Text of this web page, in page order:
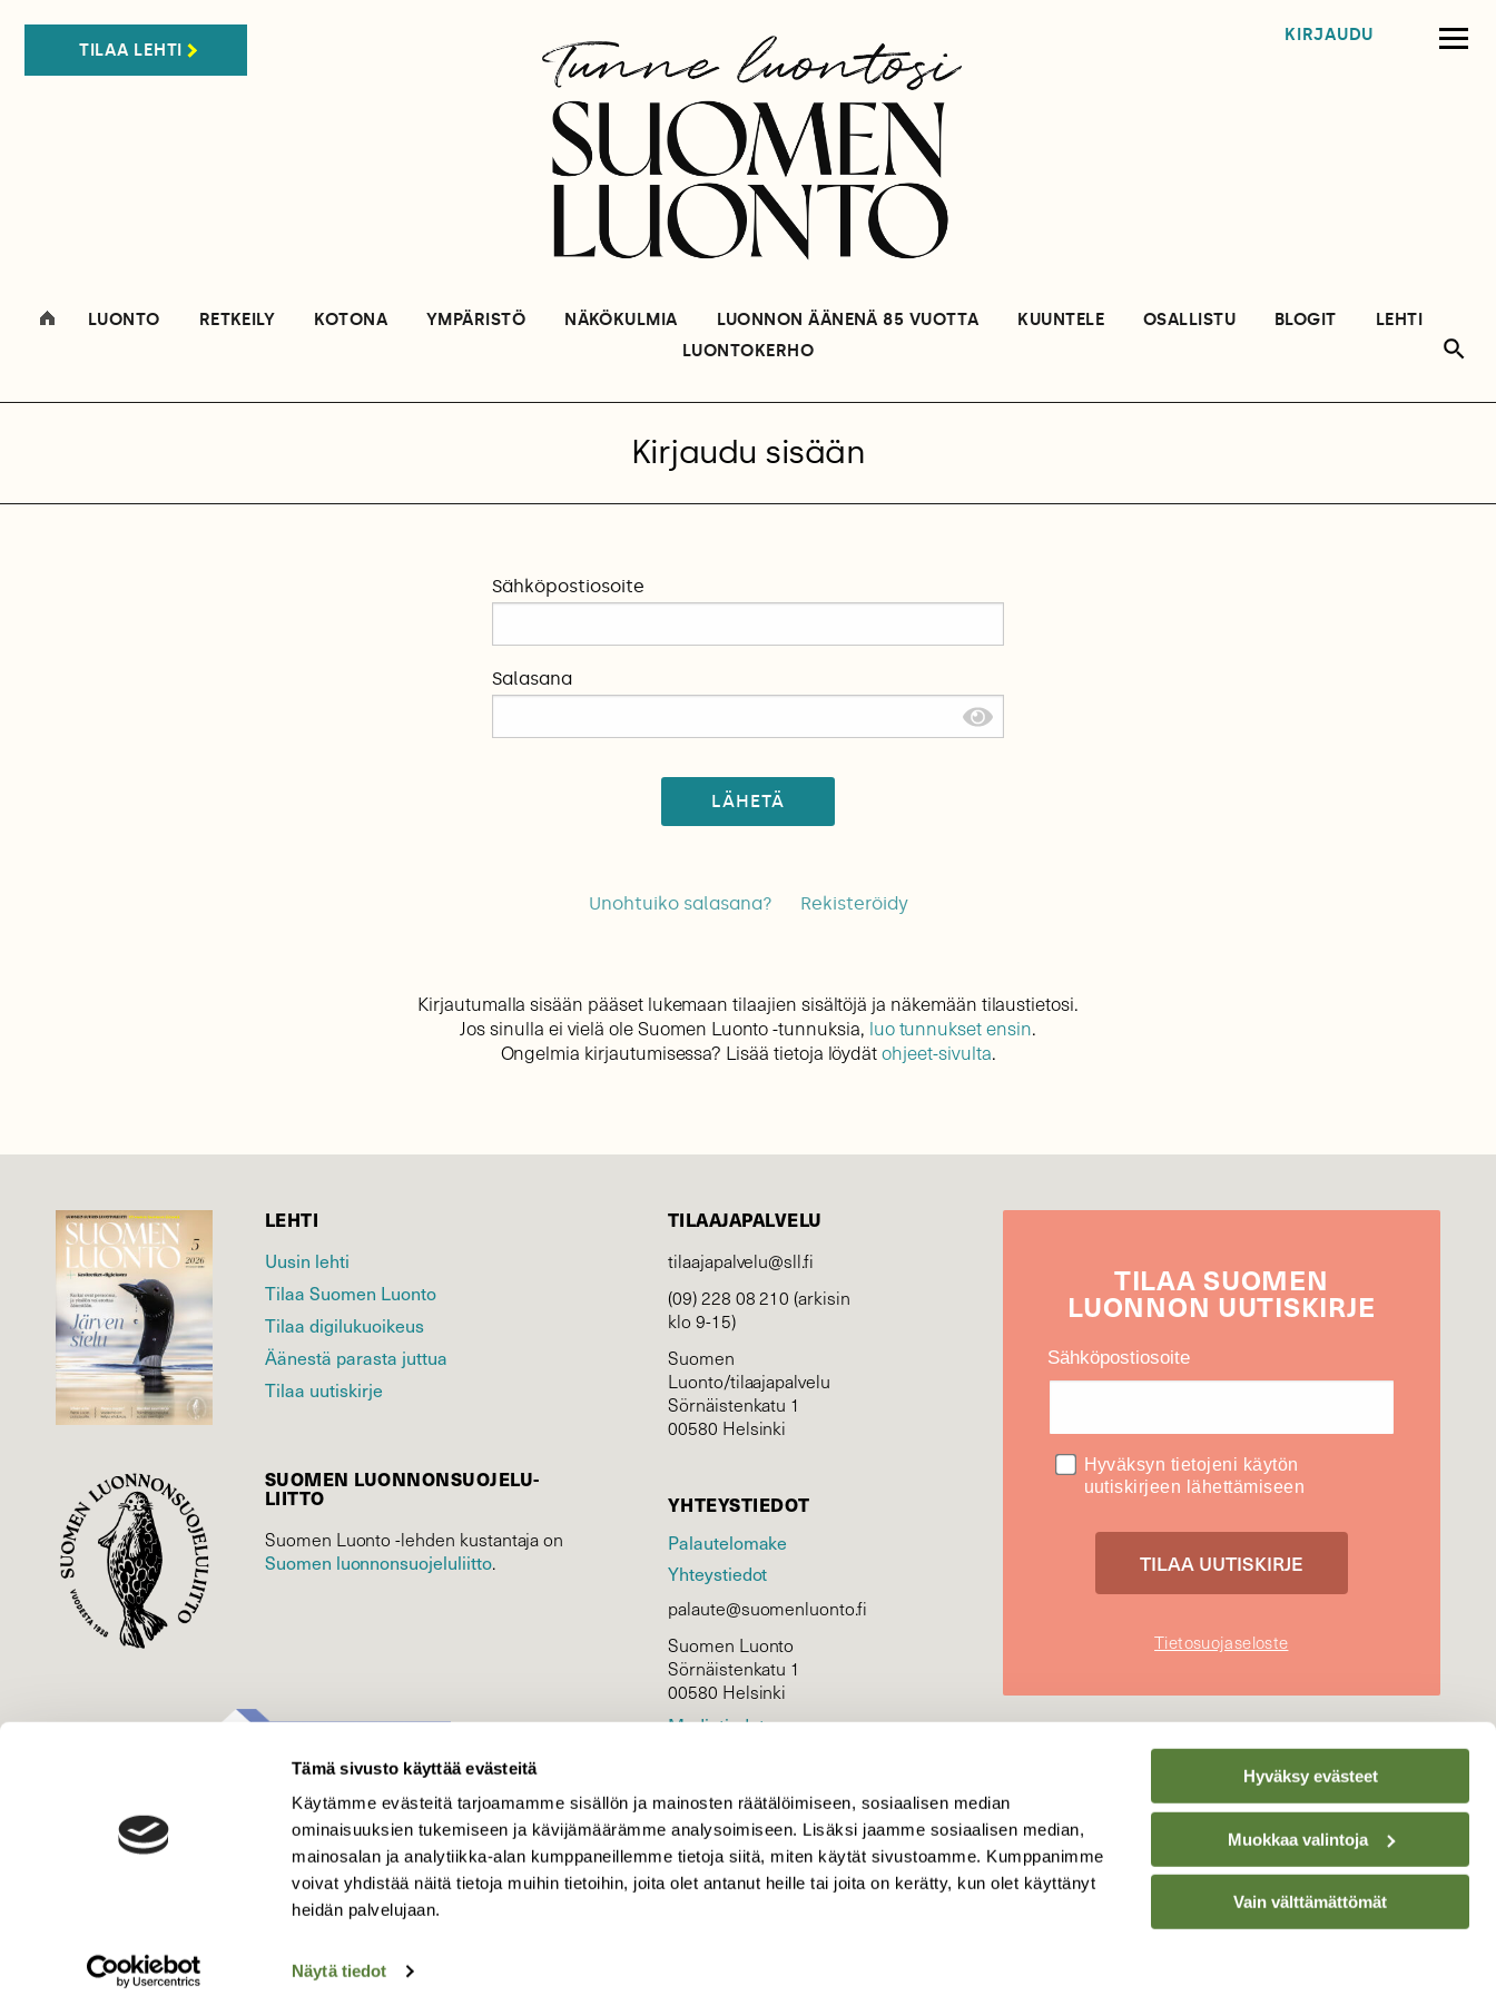
Tämä sivusto käyttää evästeitä
Käytämme evästeitä tarjoamamme sisällön ja mainosten räätälöimiseen, sosiaalisen median
ominaisuuksien tukemiseen ja kävijämäärämme analysoimiseen. Lisäksi jaamme sosiaalisen median,
mainosalan ja analytiikka-alan kumppaneillemme tietoja siitä, miten käytät sivustoamme. Kumppanimme
voivat yhdistää näitä tietoja muihin tietoihin, joita olet antanut heille tai joita on kerätty, kun olet käyttänyt
heidän palvelujaan.
Näytä tiedot
Hyväksy evästeet
Muokkaa valintoja
Vain välttämättömät
TILAA LEHTI
KIRJAUDU
LUONTO RETKEILY KOTONA YMPÄRISTÖ NÄKÖKULMIA LUONNON ÄÄNENÄ 85 VUOTTA KUUNTELE OSALLISTU BLOGIT
LEHTI
LUONTOKERHO
Kirjaudu sisään
Sähköpostiosoite
Salasana
LÄHETÄ
Unohtuiko salasana? Rekisteröidy
Kirjautumalla sisään pääset lukemaan tilaajien sisältöjä ja näkemään tilaustietosi.
Jos sinulla ei vielä ole Suomen Luonto -tunnuksia, luo tunnukset ensin.
Ongelmia kirjautumisessa? Lisää tietoja löydätohjeet-sivulta.
LEHTI
Uusin lehti
Tilaa Suomen Luonto
Tilaa digilukuoikeus
Äänestä parasta juttua
Tilaa uutiskirje
SUOMEN LUONNON­SUOJELU­
LIITTO
Suomen Luonto -lehden kustantaja on
Suomen luonnonsuojelu­liitto.
TILAAJAPALVELU
tilaajapalvelu@sll.fi
(09) 228 08 210 (arkisin
klo 9-15)
Suomen
Luonto/tilaajapalvelu
Sörnäistenkatu 1
00580 Helsinki
YHTEYSTIEDOT
Palautelomake
Yhteystiedot
palaute@suomenluonto.fi
Suomen Luonto
Sörnäistenkatu 1
00580 Helsinki
Mediatiedot
KIRJAUDU
TILAASUOMEN
LUONNON UUTIS­KIRJE
Sähköpostiosoite
Hyväksyn tietojeni käytön
uutiskirjeen lähettämiseen
Tietosuojaseloste